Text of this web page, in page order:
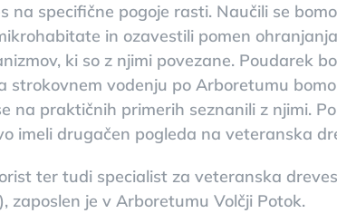
na specifične pogoje rasti. Naučili se bomo
in ozavestili pomen
ki so z njimi povezane. Poudarek
strokovnem vodenju po Arboretumu bomo
na praktičnih primerih seznanili z njimi. Po
imeli drugačen pogleda na veteranska
ter tudi specialist za veteranska
zaposlen je v Arboretumu Volčji Potok.